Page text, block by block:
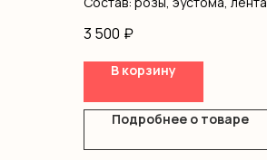
3 500 ₽
В корзину
Подробнее о товаре